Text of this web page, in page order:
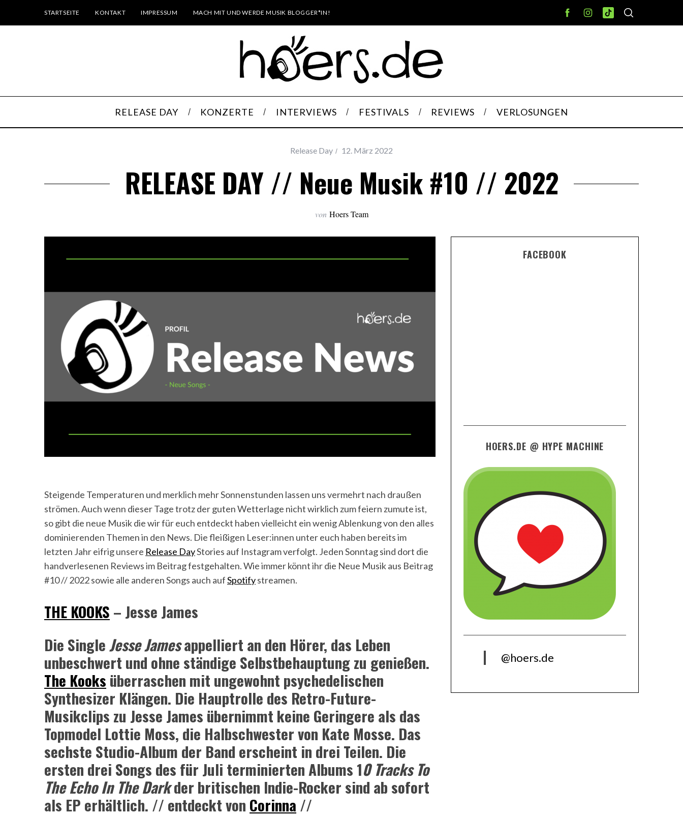
STARTSEITE KONTAKT IMPRESSUM MACH MIT UND WERDE MUSIK BLOGGER*IN!
RELEASE DAY KONZERTE INTERVIEWS FESTIVALS REVIEWS VERLOSUNGEN
Release Day 12. März 2022
RELEASE DAY // Neue Musik #10 // 2022
von Hoers Team
Steigende Temperaturen und merklich mehr Sonnenstunden lassen uns vermehrt nach draußen
strömen. Auch wenn dieser Tage trotz der guten Wetterlage nicht wirklich zum feiern zumute ist,
so gibt die neue Musik die wir für euch entdeckt haben vielleicht ein wenig Ablenkung von den alles
dominierenden Themen in den News. Die fleißigen Leser:innen unter euch haben bereits im
letzten Jahr eifrig unsere Release DayStories auf Instagram verfolgt. Jeden Sonntag sind dort die
handverlesenen Reviews im Beitrag festgehalten. Wie immer könnt ihr die Neue Musik aus Beitrag
#10 // 2022 sowie alle anderen Songs auch aufSpotifystreamen.
THE KOOKS – Jesse James
Die SingleJesse Jamesappelliert an den Hörer, das Leben
unbeschwert und ohne ständige Selbstbehauptung zu genießen.
The Kooks überraschen mit ungewohnt psychedelischen
Synthesizer Klängen. Die Hauptrolle des Retro-Future-
Musikclips zu Jesse James übernimmt keine Geringere als das
Topmodel Lottie Moss, die Halbschwester von Kate Mosse. Das
sechste Studio-Album der Band erscheint in drei Teilen. Die
ersten drei Songs des für Juli terminierten Albums 10 Tracks To
The Echo In The Darkder britischen Indie-Rocker sind ab sofort
als EP erhältlich. // entdeckt von Corinna //
FACEBOOK
HOERS.DE @ HYPE MACHINE
@hoers.de